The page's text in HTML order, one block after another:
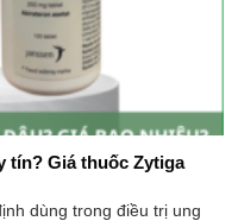
tín? Giá thuốc Zytiga
dùng trong điều trị ung